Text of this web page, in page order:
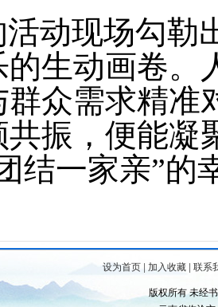
动现场勾勒
的生动画卷。
群众需求精准
共振，便能凝
结一家亲”的
设为首页 加入收藏 联系
版权所有 未经